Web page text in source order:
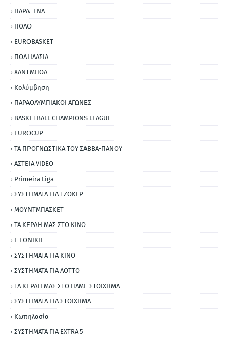
ΠΑΡΑΞΕΝΑ
ΠΟΛΟ
EUROBASKET
ΠΟΔΗΛΑΣΙΑ
ΧΑΝΤΜΠΟΛ
Κολύμβηση
ΠΑΡΑΟΛΥΜΠΙΑΚΟΙ ΑΓΩΝΕΣ
BASKETBALL CHAMPIONS LEAGUE
EUROCUP
ΤΑ ΠΡΟΓΝΩΣΤΙΚΑ ΤΟΥ ΣΑΒΒΑ-ΠΑΝΟΥ
ΑΣΤΕΙΑ VIDEO
Primeira Liga
ΣΥΣΤΗΜΑΤΑ ΓΙΑ ΤΖΟΚΕΡ
ΜΟΥΝΤΜΠΑΣΚΕΤ
ΤΑ ΚΕΡΔΗ ΜΑΣ ΣΤΟ ΚΙΝΟ
Γ ΕΘΝΙΚΗ
ΣΥΣΤΗΜΑΤΑ ΓΙΑ ΚΙΝΟ
ΣΥΣΤΗΜΑΤΑ ΓΙΑ ΛΟΤΤΟ
ΤΑ ΚΕΡΔΗ ΜΑΣ ΣΤΟ ΠΑΜΕ ΣΤΟΙΧΗΜΑ
ΣΥΣΤΗΜΑΤΑ ΓΙΑ ΣΤΟΙΧΗΜΑ
Κωπηλασία
ΣΥΣΤΗΜΑΤΑ ΓΙΑ ΕΧΤRΑ 5